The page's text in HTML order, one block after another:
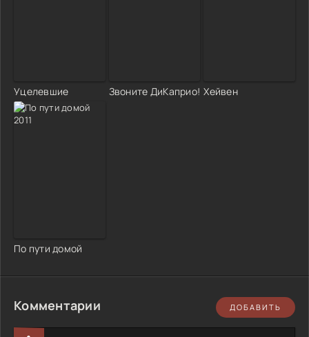
Уцелевшие Звоните ДиКаприо! Хейвен
По пути домой
Комментарии ДОБАВИТЬ